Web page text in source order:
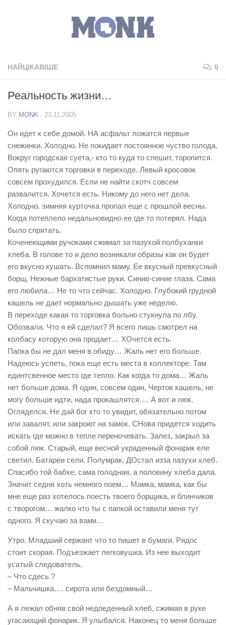
НАЙЦІКАВІШЕ 0
Реальность жизни…
BY MONK · 23.11.2005
Он идет к себе домой. НА асфальт ложатся первые
снежинки. Холодно. Не покидает постоянное чуство голода.
Вокруг городская суета,- кто то куда то спешит, торопится.
Опять ругаются торговки в переходе. Левый кросовок
совсем прохудился. Если не найти скотч совсем
развалится. Хочется есть. Никому до него нет дела.
Холодно. зимняя курточка пропал еще с прошлой весны.
Когда потеплело недальновидно ее где то потерял. Нада
было спрятать.
Коченеющими ручоками сжимал за пазухой полбуханки
хлеба. В голове то и дело возникали образы как он будет
его вкусно кушать. Вспомнил маму. Ее вкусный превкусный
борщ. Нежные бархатистые руки. Синие-синие глаза. Сама
его любила… Не то что сейчас. Холодно. Глубокий грудной
кашель не дает нормально дышать уже неделю.
В переходе какая то торговка больно стукнула по лбу.
Обозвала. Что я ей сделал? Я всего лишь смотрел на
колбасу которую она продает… ХОчется есть.
Папка бы не дал меня в обиду… Жаль нет его больше.
Надеюсь успеть, пока еще есть места в коллекторе. Там
единтсвенное место где тепло. Как когда то дома… Жаль
нет больше дома. Я один, совсем один. Чертов кашель, не
могу больше идти, нада прокашлятся…. А вот и люк.
Огляделся. Не дай бог кто то увидит, обязательно потом
или завалят, или закроют на замок. СНова придется ходить
искать где можно в тепле переночевать. Залез, закрыл за
собой люк. Старый, еще весной украденный фонарик еле
светил. Батареи сели. Полумрак. ДОстал изза пазухи хлеб.
Спасибо той бабке, сама голодная, а половину хлеба дала.
Значит седня хоть немного поем… Мамка, мамка, как бы
мне еще раз хотелось поесть твоего борщика, и блинчиков
с творогом… жалко что ты с папкой оставили меня тут
одного. Я скучаю за вами…
Утро. Младший сержант что то пишет в бумаги. Рядос
стоит скорая. Подъезжает легковушка. Из нее выходит
усатый следователь.
– Что сдесь ?
– Мальчишка…. сирота или бездомный…
А я лежал обняв свой недоеденный хлеб, сжимая в руке
угасающий фонарик. Я улыбался. Наконец то меня больше